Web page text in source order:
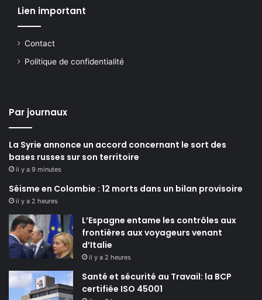
Lien important
Contact
Politique de confidentialité
Par journaux
La Syrie annonce un accord concernant le sort des
bases russes sur son territoire
il y a 9 minutes
Séisme en Colombie : 12 morts dans un bilan provisoire
il y a 2 heures
L’Espagne entame les contrôles aux
frontières aux voyageurs venant
d’Italie
il y a 2 heures
Santé et sécurité au Travail: la BCP
certifiée ISO 45001